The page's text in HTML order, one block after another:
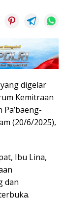
digelar
Kemitraan
(20/6/2025),
Ibu Lina,
dan